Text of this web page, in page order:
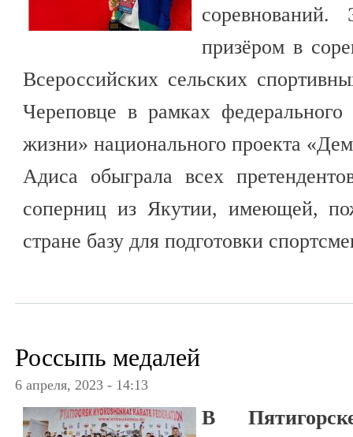
призёром в
Всероссийских сельских
Череповце в рамках
жизни» национального проекта
Адиса обыграла всех
соперниц из Якутии, имеющей,
стране базу для подготовки
Россыпь медалей
6 апреля, 2023 - 14:13
В